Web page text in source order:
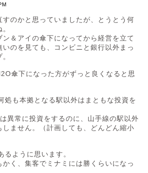
すのかと思っていましたが、とうとう何
＆アイの傘下になってから経営を立て
のを見ても、コンビニと銀行以外まっ
傘下になった方がずっと良くなると思
処も本拠となる駅以外はまともな投資を
異常に投資をするのに、山手線の駅以外
しません。（計画しても、どんどん縮小
るように思います。
く、集客でミナミには勝くらいになっ